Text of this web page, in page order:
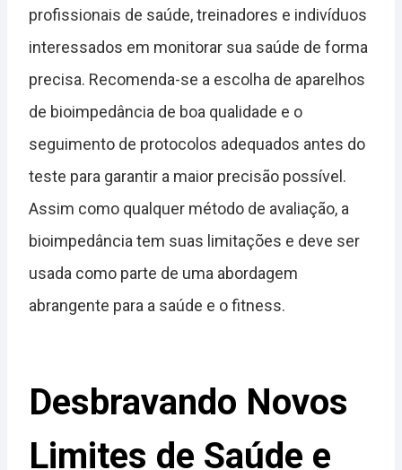
profissionais de saúde, treinadores e indivíduos
interessados em monitorar sua saúde de forma
precisa. Recomenda-se a escolha de aparelhos
de bioimpedância de boa qualidade e o
seguimento de protocolos adequados antes do
teste para garantir a maior precisão possível.
Assim como qualquer método de avaliação, a
bioimpedância tem suas limitações e deve ser
usada como parte de uma abordagem
abrangente para a saúde e o fitness.
Desbravando Novos
Limites de Saúde e